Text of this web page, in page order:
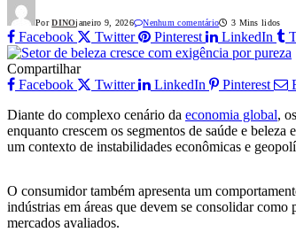
Por DINOjaneiro 9, 2026 Nenhum comentário 3 Mins lidos
Facebook Twitter Pinterest LinkedIn
Compartilhar
Facebook
Twitter LinkedIn Pinterest
Diante do complexo cenário da economia global, os
enquanto crescem os segmentos de saúde e
um contexto de instabilidades econômicas e
O consumidor também apresenta um
indústrias em áreas que devem se consolidar
mercados avaliados.